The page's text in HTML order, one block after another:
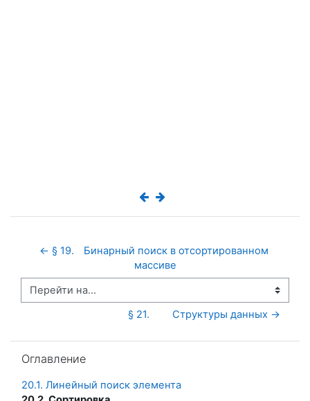
← § 19.	Бинарный поиск в отсортированном
массиве
Перейти на...
§ 21.	Структуры данных →
Оглавление
20.1. Линейный поиск элемента